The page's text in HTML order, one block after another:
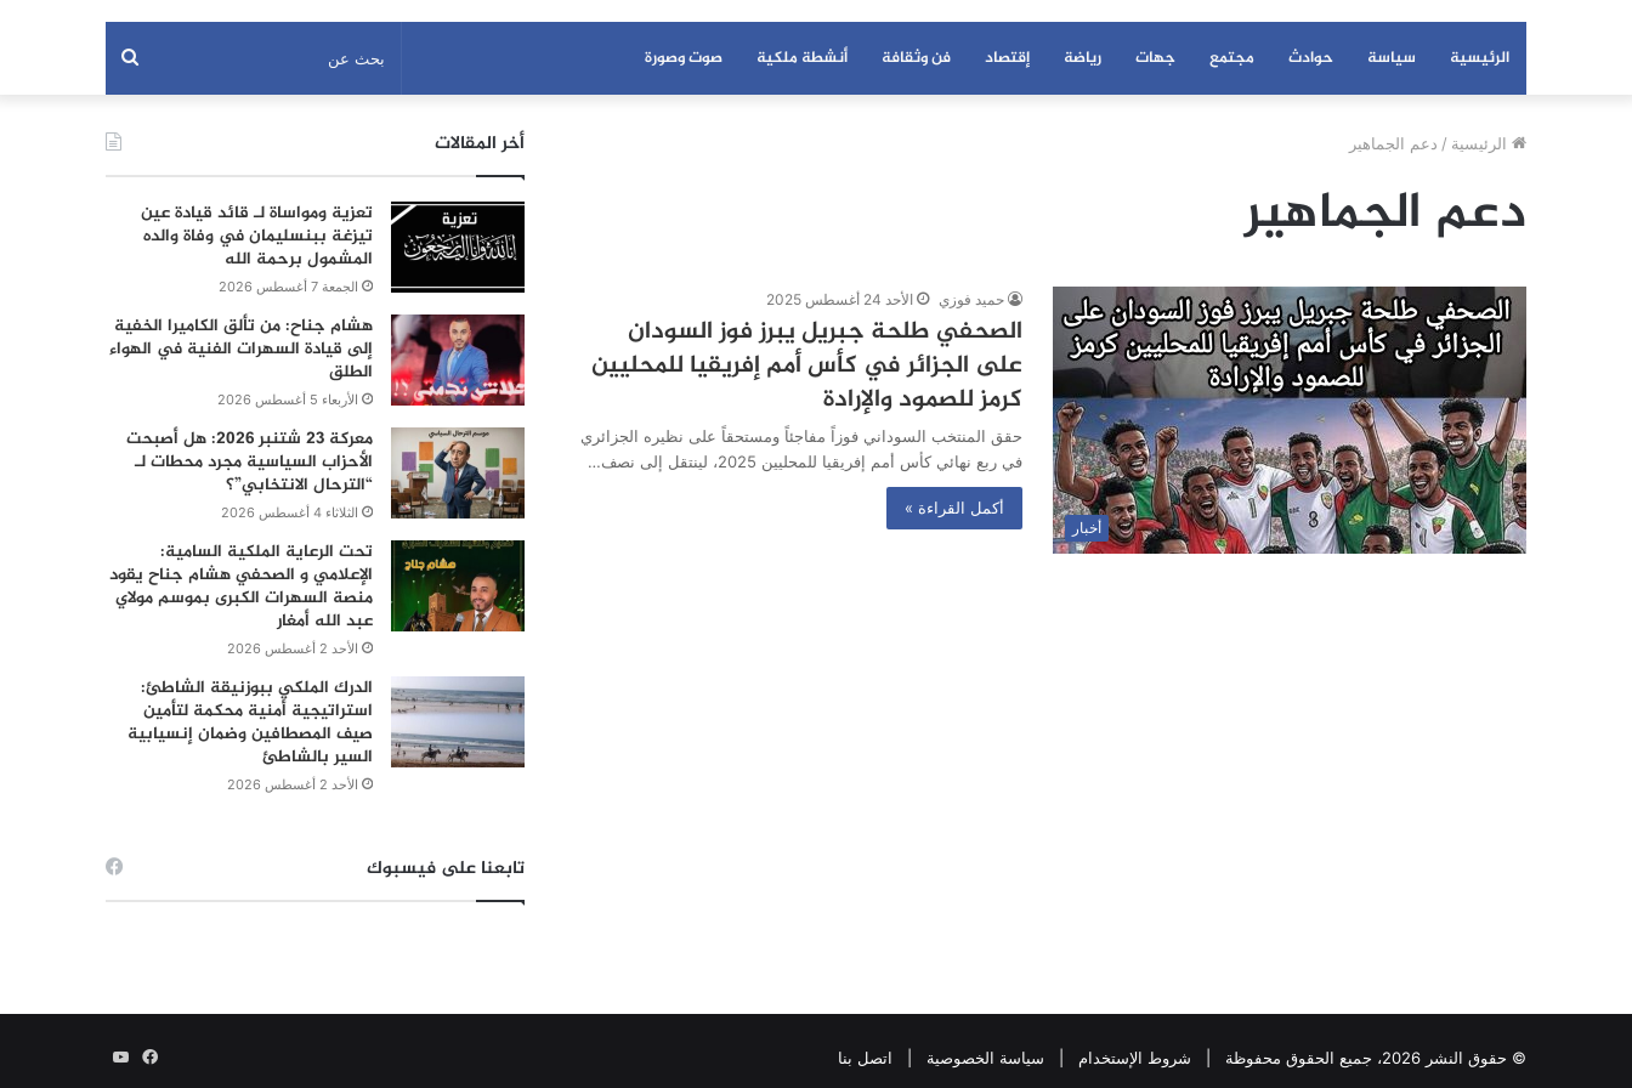
الرئيسية سياسة حوادث مجتمع جهات رياضة إقتصاد فن وثقافة أنشطة ملكية صوت وصورة بحث
عن
الرئيسية / دعم الجماهير
دعم الجماهير
أخبار
حميد فوزي الأحد 24 أغسطس 2025
الصحفي طلحة جبريل يبرز فوز السودان
على الجزائر في كأس أمم إفريقيا للمحليين
كرمز للصمود والإرادة
حقق المنتخب السوداني فوزاً مفاجئاً ومستحقاً على نظيره الجزائري
في ربع نهائي كأس أمم إفريقيا للمحليين 2025، لينتقل إلى نصف…
أكمل القراءة »
أخر المقالات
تعزية ومواساة لـ قائد قيادة عين
تيزغة ببنسليمان في وفاة والده
المشمول برحمة الله
الجمعة 7 أغسطس 2026
هشام جناح: من تألق الكاميرا الخفية
إلى قيادة السهرات الفنية في الهواء
الطلق
الأربعاء 5 أغسطس 2026
معركة 23 شتنبر 2026: هل أصبحت
الأحزاب السياسية مجرد محطات لـ
“الترحال الانتخابي”؟
الثلاثاء 4 أغسطس 2026
تحت الرعاية الملكية السامية:
الإعلامي و الصحفي هشام جناح يقود
منصة السهرات الكبرى بموسم مولاي
عبد الله أمغار
الأحد 2 أغسطس 2026
الدرك الملكي ببوزنيقة الشاطئ:
استراتيجية أمنية محكمة لتأمين
صيف المصطافين وضمان إنسيابية
السير بالشاطئ
الأحد 2 أغسطس 2026
تابعنا على فيسبوك
© حقوق النشر 2026، جميع الحقوق محفوظة | شروط الإستخدام سياسة الخصوصية اتصل بنا فيسبوكيوتيوب